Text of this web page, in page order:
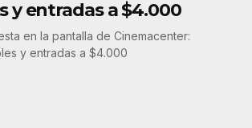
y entradas a $4.000
en la pantalla de Cinemacenter:
y entradas a $4.000